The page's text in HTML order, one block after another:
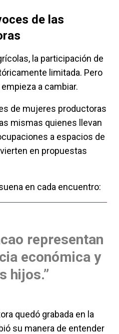
de las
la participación de
limitada. Pero
a cambiar.
de mujeres productoras
mismas quienes llevan
a espacios de
en propuestas
en cada encuentro:
representan
económica y
hijos.”
quedó grabada en la
su manera de entender